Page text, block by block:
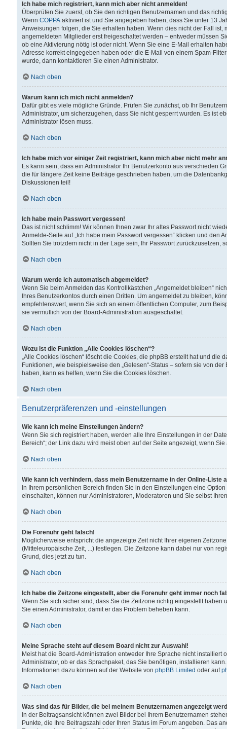
Ich habe mich registriert, kann mich aber nicht anmelden!
Überprüfen Sie zuerst, ob Sie den richtigen Benutzernamen und das
Wenn COPPA aktiviert ist und Sie angegeben haben, dass Sie unter 13
Anweisungen folgen, die Sie erhalten haben. Wenn dies nicht der Fall
angemeldeten Mitglieder erst freigeschaltet werden – entweder müssen
ob eine Aktivierung nötig ist oder nicht. Wenn Sie eine E-Mail erhalten
Adresse korrekt eingegeben haben oder die E-Mail von einem Spam-
wurde, dann kontaktieren Sie einen Administrator.
Nach oben
Warum kann ich mich nicht anmelden?
Dafür gibt es viele mögliche Gründe. Prüfen Sie zunächst, ob Ihr
Administrator, um sicherzugehen, dass Sie nicht gesperrt wurden. Es ist
Administrator lösen muss.
Nach oben
Ich habe mich vor einiger Zeit registriert, kann mich aber nicht mehr
Es kann sein, dass ein Administrator Ihr Benutzerkonto aus verschieden
die für längere Zeit keine Beiträge geschrieben haben, um die
Diskussionen teil!
Nach oben
Ich habe mein Passwort vergessen!
Das ist nicht schlimm! Wir können Ihnen zwar Ihr altes Passwort nicht
Anmelde-Seite auf „Ich habe mein Passwort vergessen“ klicken und
Sollten Sie trotzdem nicht in der Lage sein, Ihr Passwort zurückzusetzen,
Nach oben
Warum werde ich automatisch abgemeldet?
Wenn Sie beim Anmelden das Kontrollkästchen „Angemeldet bleiben“
Ihres Benutzerkontos durch einen Dritten. Um angemeldet zu bleiben,
empfehlenswert, wenn Sie sich an einem öffentlichen Computer, zum
sie vermutlich von der Board-Administration ausgeschaltet.
Nach oben
Wozu ist die Funktion „Alle Cookies löschen“?
„Alle Cookies löschen“ löscht die Cookies, die phpBB erstellt hat und
Funktionen, wie beispielsweise den „Gelesen“-Status – sofern sie von
haben, kann es helfen, wenn Sie die Cookies löschen.
Nach oben
Benutzerpräferenzen und -einstellungen
Wie kann ich meine Einstellungen ändern?
Wenn Sie sich registriert haben, werden alle Ihre Einstellungen in der
Bereich“; der Link dazu wird meist oben auf der Seite angezeigt, wenn
Nach oben
Wie kann ich verhindern, dass mein Benutzername in der Online-Liste
In Ihrem persönlichen Bereich finden Sie in den Einstellungen eine
einschalten, können nur Administratoren, Moderatoren und Sie selbst
Nach oben
Die Forenuhr geht falsch!
Möglicherweise entspricht die angezeigte Zeit nicht Ihrer eigenen
(Mitteleuropäische Zeit, ...) festlegen. Die Zeitzone kann dabei nur von
Grund, dies jetzt zu tun.
Nach oben
Ich habe die Zeitzone eingestellt, aber die Forenuhr geht immer noch
Wenn Sie sich sicher sind, dass Sie die Zeitzone richtig eingestellt
Sie einen Administrator, damit er das Problem beheben kann.
Nach oben
Meine Sprache steht auf diesem Board nicht zur Auswahl!
Meist hat die Board-Administration entweder Ihre Sprache nicht
Administrator, ob er das Sprachpaket, das Sie benötigen, installieren
Informationen dazu können auf der Website von phpBB Limited oder auf
Nach oben
Was sind das für Bilder, die bei meinem Benutzernamen angezeigt
In der Beitragsansicht können zwei Bilder bei Ihrem Benutzernamen
Punkte, die Ihre Beitragszahl oder Ihren Status im Forum angeben. Das